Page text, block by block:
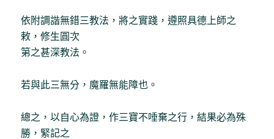
依附調諧無錯三教法，將之實踐，遵照具德上師之
敕，修生圓次
第之甚深教法。
若與此三無分，魔羅無能障也。
總之，以自心為證，作三寶不唾棄之行，結果必為殊
勝，緊記之